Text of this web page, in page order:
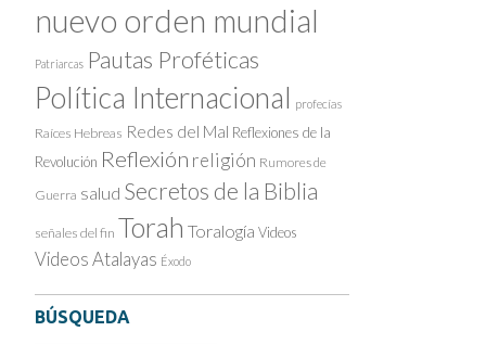
nuevo orden mundial
Patriarcas Pautas Proféticas
Política Internacional profecías
Raíces Hebreas Redes del Mal Reflexiones de la
Revolución Reflexión religión Rumores de
Guerra salud Secretos de la Biblia
señales del fin Torah Toralogía Videos
Videos Atalayas Éxodo
BÚSQUEDA